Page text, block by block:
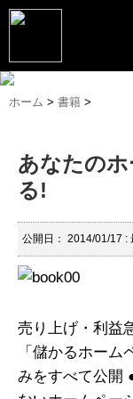
トップページ
松野恵介のブログ
会社概要
スケジュール
講演・セミナー
マーケティング塾
書籍
ホーム > 書籍 >
あなたの
る!
公開日： 2014/01/17 :
売り上げ・利益
「儲かるホーム
みをすべて公開